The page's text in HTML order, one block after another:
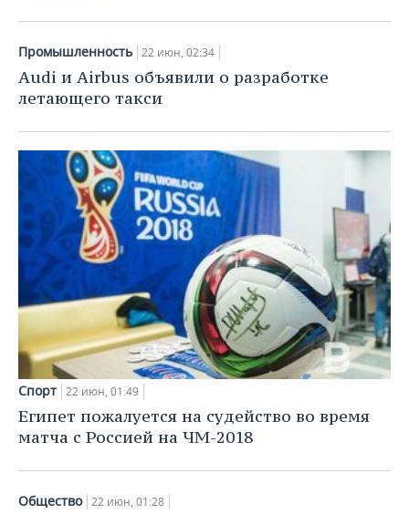
Промышленность 22 июн, 02:34
Audi и Airbus объявили о разработке
летающего такси
Спорт 22 июн, 01:49
Египет пожалуется на судейство во время
матча с Россией на ЧМ-2018
Общество 22 июн, 01:28